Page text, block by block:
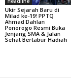
Ukir Sejarah Baru di
Milad ke-19! PPTQ
Ahmad Dahlan
Ponorogo Resmi Buka
Jenjang SMA & Jalan
Sehat Bertabur Hadiah